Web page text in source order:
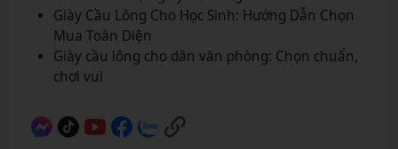
Giày Cầu Lông Cho Học Sinh: Hướng Dẫn Chọn
Mua Toàn Diện
Giày cầu lông cho dân văn phòng: Chọn chuẩn,
chơi vui